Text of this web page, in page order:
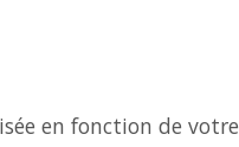
en fonction de votre